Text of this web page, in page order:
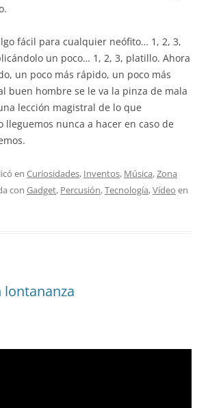
fácil para cualquier neófito… 1, 2, 3,
un poco… 1, 2, 3, platillo. Ahora
un poco más rápido, un poco más
buen hombre se le va la pinza de mala
lección magistral de lo que
lleguemos nunca a hacer en caso de
en Curiosidades, Inventos, Música,Zona
con Gadget, Percusión,Tecnología,Vídeo en
lontananza